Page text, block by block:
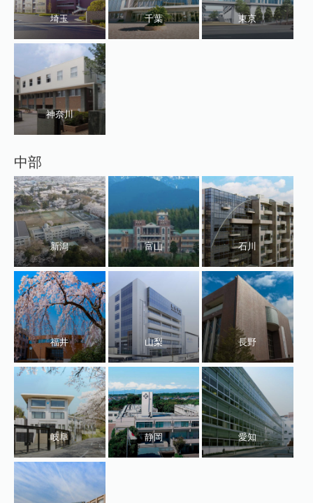
埼玉 千葉 東京
神奈川
中部
新潟 富山 石川
福井 山梨 長野
岐阜 静岡 愛知